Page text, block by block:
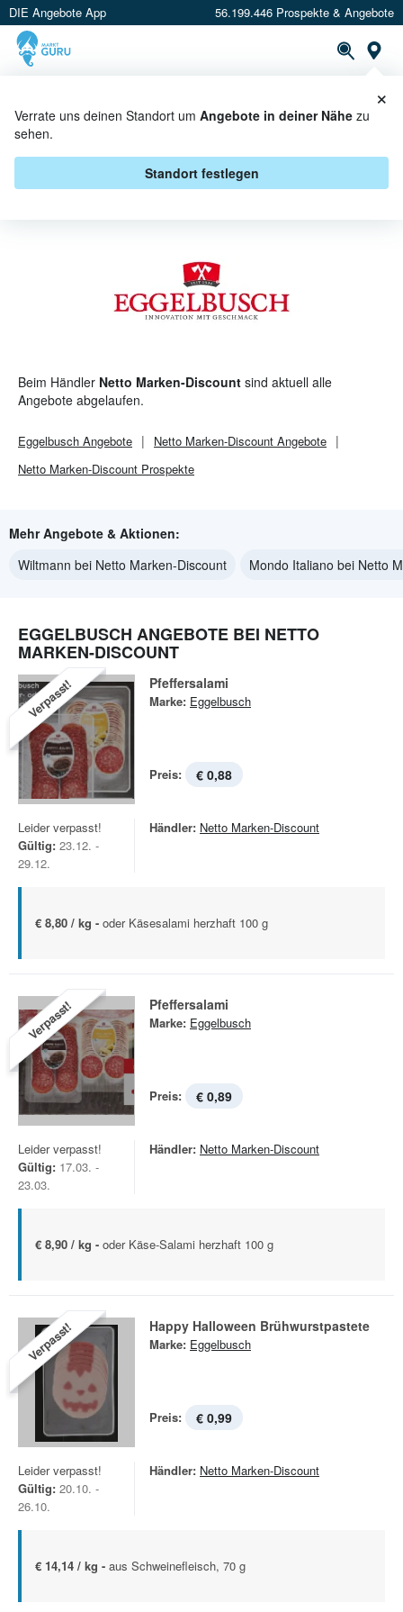
DIE Angebote App 56.199.446 Prospekte & Angebote
Verrate uns deinen Standort um Angebote in deiner Nähe zu
sehen.
Standort festlegen
×
EGGELBUSCH BEI NETTO
MARKEN-DISCOUNT - ANGEBOTE
& AKTIONEN
Beim Händler Netto Marken-Discount sind aktuell alle
Angebote abgelaufen.
Eggelbusch Angebote Netto Marken-Discount Angebote
Netto Marken-Discount Prospekte
Mehr Angebote & Aktionen:
Wiltmann bei Netto Marken-Discount
Mondo Italiano bei Netto
EGGELBUSCH ANGEBOTE BEI NETTO
MARKEN-DISCOUNT
Verpasst! Pfeffersalami
Marke: Eggelbusch
Preis: € 0,88
Leider verpasst!
Gültig: 23.12. -
29.12.
Händler: Netto Marken-Discount
€ 8,80 / kg - oder Käsesalami herzhaft 100 g
Verpasst! Pfeffersalami
Marke: Eggelbusch
Preis: € 0,89
Leider verpasst!
Gültig: 17.03. -
23.03.
Händler: Netto Marken-Discount
€ 8,90 / kg - oder Käse-Salami herzhaft 100 g
Verpasst! Happy Halloween Brühwurstpastete
Marke: Eggelbusch
Preis: € 0,99
Leider verpasst!
Gültig: 20.10. -
26.10.
Händler: Netto Marken-Discount
€ 14,14 / kg - aus Schweinefleisch, 70 g